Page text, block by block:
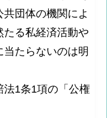
団体の機関によ
たる私経済活動や
たらないのは明
1条1項の「公権